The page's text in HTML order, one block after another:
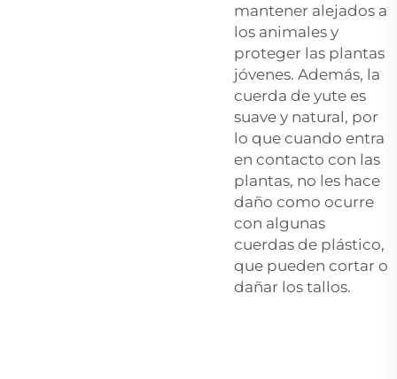
mantener alejados a
los animales y
proteger las plantas
jóvenes. Además, la
cuerda de yute es
suave y natural, por
lo que cuando entra
en contacto con las
plantas, no les hace
daño como ocurre
con algunas
cuerdas de plástico,
que pueden cortar o
dañar los tallos.